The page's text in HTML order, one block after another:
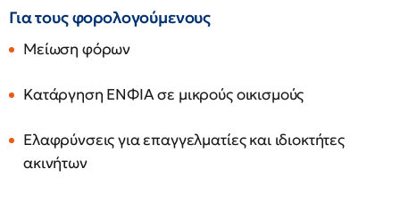
Για τους φορολογούμενους
Μείωση φόρων
Κατάργηση ΕΝΦΙΑ σε μικρούς οικισμούς
Ελαφρύνσεις για επαγγελματίες και ιδιοκτήτες
ακινήτων